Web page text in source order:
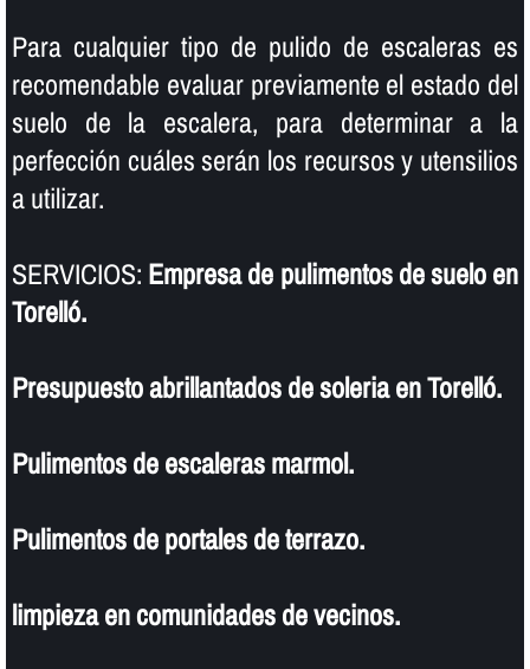
Para cualquier tipo de pulido de escaleras es
recomendable evaluar previamente el estado del
suelo de la escalera, para determinar a la
perfección cuáles serán los recursos y utensilios
a utilizar.
SERVICIOS: Empresa de pulimentos de suelo en
Torelló.
Presupuesto abrillantados de soleria en Torelló.
Pulimentos de escaleras marmol.
Pulimentos de portales de terrazo.
limpieza en comunidades de vecinos.